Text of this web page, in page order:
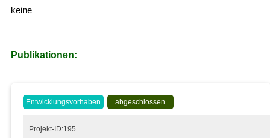
keine
Publikationen:
Entwicklungsvorhaben abgeschlossen
Projekt-ID:195